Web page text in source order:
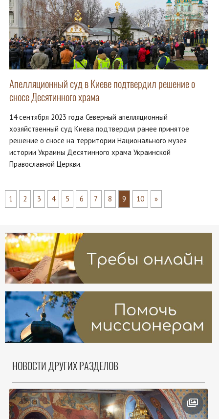
Апелляционный суд в Киеве подтвердил решение о
сносе Десятинного храма
14 сентября 2023 года Северный апелляционный
хозяйственный суд Киева подтвердил ранее принятое
решение о сносе на территории Национального музея
истории Украины Десятинного храма Украинской
Православной Церкви.
1 2 3 4 5 6 7 8 9 10 »
НОВОСТИ ДРУГИХ РАЗДЕЛОВ